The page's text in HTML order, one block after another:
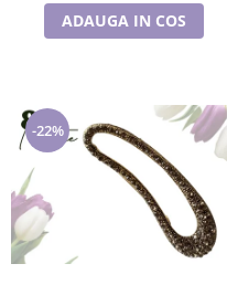
ADAUGA IN COS
-22%